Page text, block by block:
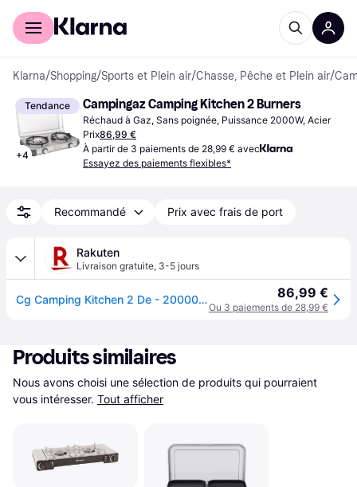
Acheter avec Klarna
Klarna/Shopping/Sports et Plein air/Chasse, Pêche et Plein air/
Tendance
+4
Campingaz Camping Kitchen 2 Burners
Réchaud à Gaz, Sans poignée, Puissance 2000W, Acier
Prix86,99 €
À partir de 3 paiements de 28,99 € avec
Essayez des paiements flexibles*
Recommandé Prix avec frais de port
Rakuten
Livraison gratuite, 3-5 jours
Cg Camping Kitchen 2 De - 2000035520 86,99 €
Ou 3 paiements de 28,99 €
Produits similaires
Nous avons choisi une sélection de produits qui pourraient
vous intéresser. Tout afficher